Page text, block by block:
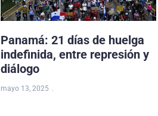
Panamá: 21 días de huelga
indefinida, entre represión y
diálogo
mayo 13, 2025